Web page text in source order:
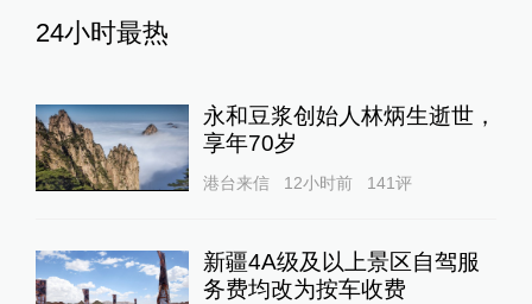
24小时最热
永和豆浆创始人林炳生逝世，
享年70岁
港台来信 12小时前 141评
新疆4A级及以上景区自驾服
务费均改为按车收费